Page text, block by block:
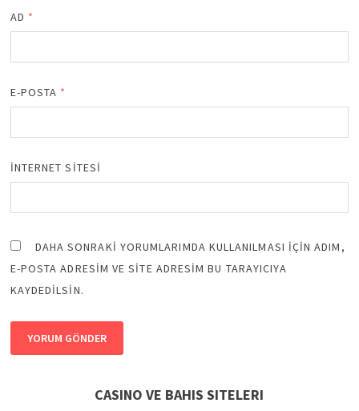
AD *
E-POSTA *
İNTERNET SITESI
DAHA SONRAKI YORUMLARIMDA KULLANILMASI IÇIN ADIM,
E-POSTA ADRESIM VE SITE ADRESIM BU TARAYICIYA
KAYDEDILSIN.
CASINO VE BAHIS SITELERI